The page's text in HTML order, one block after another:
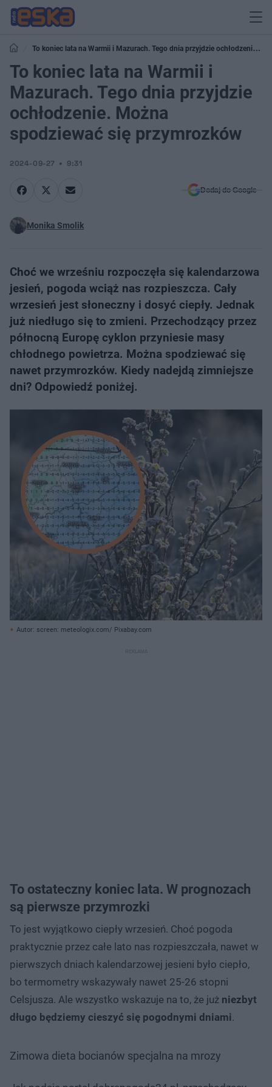
To koniec lata na Warmii i Mazurach. Tego dnia przyjdzie ochłodzenie.
Można spodziewać się przymrozków
To koniec lata na Warmii i
Mazurach. Tego dnia przyjdzie
ochłodzenie. Można
spodziewać się przymrozków
2024-09-27 9:31
Dodaj do Google
Monika Smolik
Choć we wrześniu rozpoczęła się kalendarzowa
jesień, pogoda wciąż nas rozpieszcza. Cały
wrzesień jest słoneczny i dosyć ciepły. Jednak
już niedługo się to zmieni. Przechodzący przez
północną Europę cyklon przyniesie masy
chłodnego powietrza. Można spodziewać się
nawet przymrozków. Kiedy nadejdą zimniejsze
dni? Odpowiedź poniżej.
Autor: screen: meteologix.com/ Pixabay.com
To ostateczny koniec lata. W prognozach
są pierwsze przymrozki
To jest wyjątkowo ciepły wrzesień. Choć pogoda
praktycznie przez całe lato nas rozpieszczała, nawet w
pierwszych dniach kalendarzowej jesieni było ciepło,
bo termometry wskazywały nawet 25-26 stopni
Celsjusza. Ale wszystko wskazuje na to, że już niezbyt
długo będziemy cieszyć się pogodnymi dniami.
Zimowa dieta bocianów specjalna na mrozy